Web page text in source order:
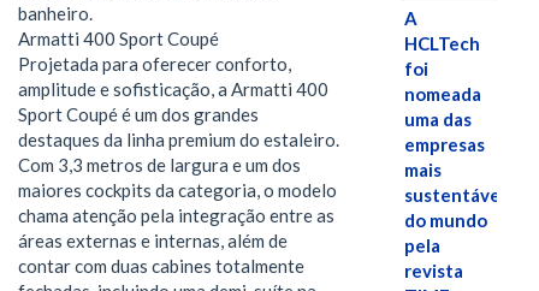
banheiro.
Armatti 400 Sport Coupé
Projetada para oferecer conforto,
amplitude e sofisticação, a Armatti 400
Sport Coupé é um dos grandes
destaques da linha premium do estaleiro.
Com 3,3 metros de largura e um dos
maiores cockpits da categoria, o modelo
chama atenção pela integração entre as
áreas externas e internas, além de
contar com duas cabines totalmente
A
HCLTech
foi
nomeada
uma das
empresas
mais
sustentáveis
do mundo
pela
revista